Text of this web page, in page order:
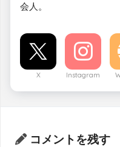
会人。
X Instagram
コメントを残す